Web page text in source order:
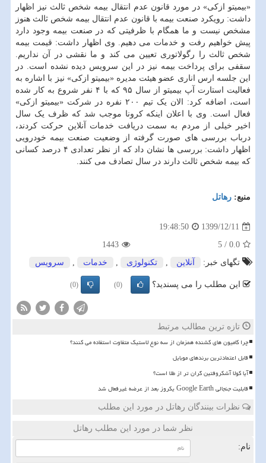
«بیمیتو ازکی» در مورد قانون عدم انتقال بیمه شخص ثالث نیز اظهار
داشت: رویکرد صنعت بیمه با قانون عدم انتقال بیمه شخص ثالث هنوز
مشخص نیست و ما همگام با ظرفیتی که در صنعت بیمه وجود دارد
پیش خواهیم رفت و خدمات می دهیم. وی اظهار داشت: قیمت بیمه
شخص ثالث را رگولاتوری تعیین می کند و ما نقشی در آن نداریم.
سقفی برای پرداخت بیمه نیز در این سرویس دیده نشده است. در
این جلسه ارس اناری عضو هیئت مدیره «بیمیتو ازکی» نیز با اشاره به
فعالیت استارت آپ بیمیتو از سال ۹۵ که با ۴ نفر شروع به کار شده
است، اضافه کرد: الان یک تیم ۲۰۰ نفره در شرکت «بیمیتو ازکی»
فعال است. وی با اعلان اینکه کرونا موجب شد که ظرف یک سال
اخیر خیلی از مردم به سمت دریافت خدمات آنلاین حرکت کردند،
درباب بررسی های صورت گرفته از وضعیت صنعت بیمه خودرویی
اظهار داشت: بررسی ها نشان داد که از نظر تعدادی ۴ درصد کسانی
که بیمه شخص ثالث دارند در سال تصادف می کنند.
منبع: رهاتل
1399/12/11
19:48:50
0.0
/
5
1443
تگهای خبر:
آنلاین , تكنولوژی , خدمات , سرویس
این مطلب را می پسندید؟ (0)
(0)
تازه ترین مطالب مرتبط
چرا کامیون های کشنده همزمان از سه نوع لاستیک متفاوت استفاده می کنند؟
قابل اعتمادترین برندهای موبایل
آیا کولا آشکروفتین گران تر از طلا است؟
قابلیت جنجالی Google Earth یکروز بعد از عرضه غیرفعال شد
نظرات بینندگان رهاتل در مورد این مطلب
نظر شما در مورد این مطلب رهاتل
نام: